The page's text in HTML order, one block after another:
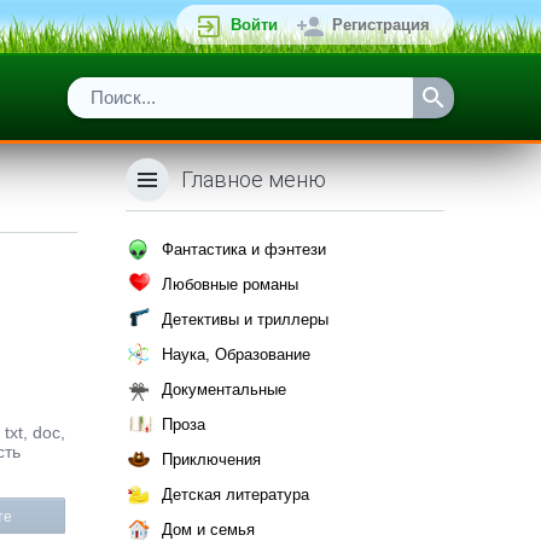
Войти Регистрация
doc,
Главное меню
Фантастика и фэнтези
Любовные романы
Детективы и триллеры
Наука, Образование
Документальные
Проза
Приключения
Детская литература
Дом и семья